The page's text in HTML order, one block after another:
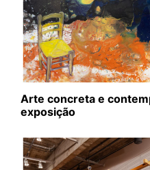
Arte concreta e
exposição